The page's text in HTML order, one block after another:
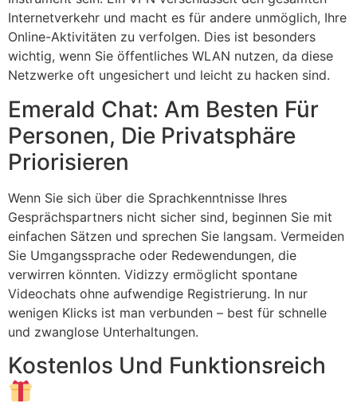
Internetverkehr und macht es für andere unmöglich, Ihre
Online-Aktivitäten zu verfolgen. Dies ist besonders
wichtig, wenn Sie öffentliches WLAN nutzen, da diese
Netzwerke oft ungesichert und leicht zu hacken sind.
Emerald Chat: Am Besten Für
Personen, Die Privatsphäre
Priorisieren
Wenn Sie sich über die Sprachkenntnisse Ihres
Gesprächspartners nicht sicher sind, beginnen Sie mit
einfachen Sätzen und sprechen Sie langsam. Vermeiden
Sie Umgangssprache oder Redewendungen, die
verwirren könnten. Vidizzy ermöglicht spontane
Videochats ohne aufwendige Registrierung. In nur
wenigen Klicks ist man verbunden – best für schnelle
und zwanglose Unterhaltungen.
Kostenlos Und Funktionsreich